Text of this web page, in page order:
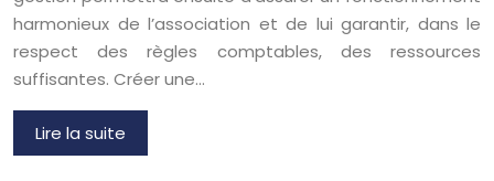
harmonieux de l’association et de lui garantir, dans le
respect des règles comptables, des ressources
suffisantes. Créer une…
Lire la suite